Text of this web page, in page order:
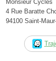
Monsieur Cycles
4 Rue Baratte
94100 Saint-